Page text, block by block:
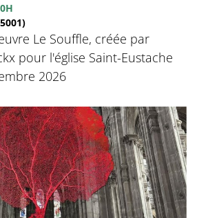
Le Souffle, créée par
pour l'église Saint-Eustache
2026